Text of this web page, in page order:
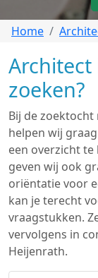
Home
zoeken?
Bij de
helpen wij
een overzicht te
geven wij ook
oriëntatie voor
kan je terecht
vraagstukken.
vervolgens in
Heijenrath.